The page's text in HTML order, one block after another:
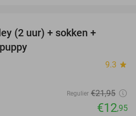
(2 uur) + sokken +
9.3 star
Regulier €21,95
€12,95